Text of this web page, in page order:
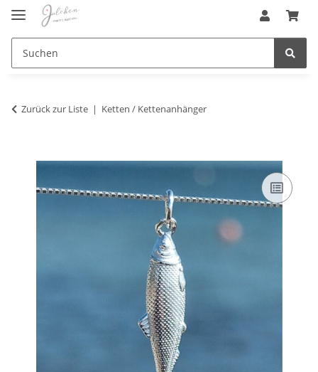
Zurück zur Liste Ketten / Kettenanhänger